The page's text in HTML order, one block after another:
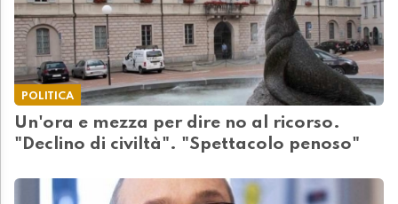
POLITICA
Un'ora e mezza per dire no al ricorso.
"Declino di civiltà". "Spettacolo penoso"